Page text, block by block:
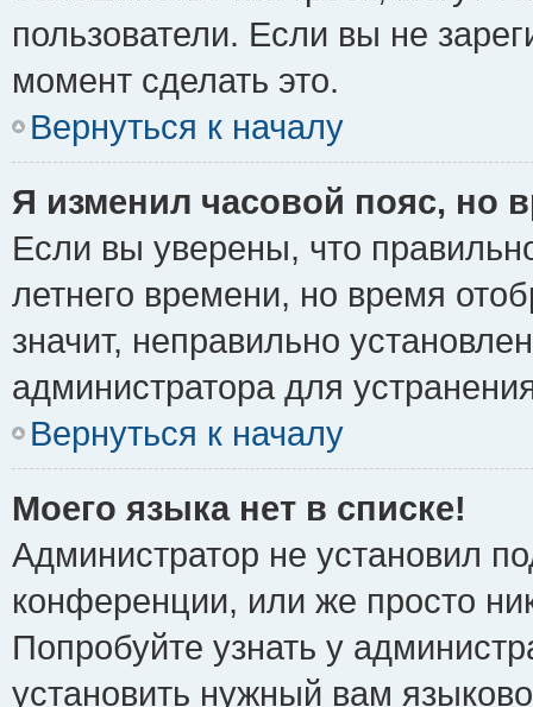
пользователи. Если вы не
момент сделать это.
Вернуться к началу
Я изменил часовой пояс, но
Если вы уверены, что
летнего времени, но время
значит, неправильно
администратора для
Вернуться к началу
Моего языка нет в списке!
Администратор не установил
конференции, или же просто
Попробуйте узнать у
установить нужный вам